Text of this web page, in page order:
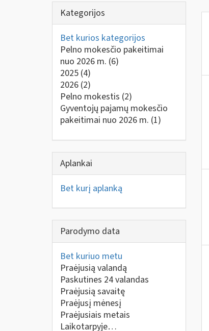
Kategorijos
Bet kurios kategorijos
Pelno mokesčio pakeitimai
nuo 2026 m. (6)
2025 (4)
2026 (2)
Pelno mokestis (2)
Gyventojų pajamų mokesčio
pakeitimai nuo 2026 m. (1)
Aplankai
Bet kurį aplanką
Parodymo data
Bet kuriuo metu
Praėjusią valandą
Paskutines 24 valandas
Praėjusią savaitę
Praėjusį mėnesį
Praėjusiais metais
Laikotarpyje…